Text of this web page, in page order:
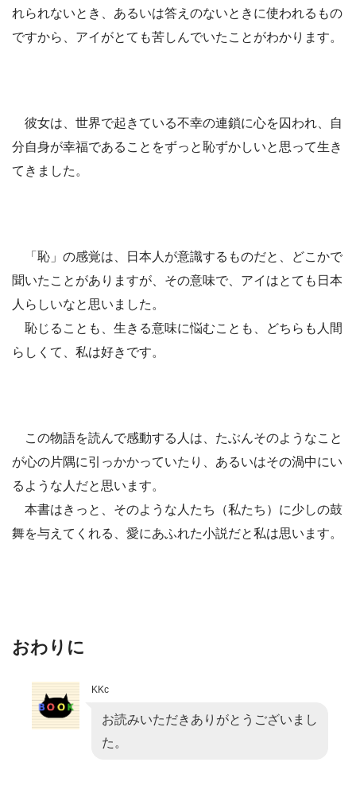
れられないとき、あるいは答えのないときに使われるもの
ですから、アイがとても苦しんでいたことがわかります。
彼女は、世界で起きている不幸の連鎖に心を囚われ、自
分自身が幸福であることをずっと恥ずかしいと思って生き
てきました。
「恥」の感覚は、日本人が意識するものだと、どこかで
聞いたことがありますが、その意味で、アイはとても日本
人らしいなと思いました。
恥じることも、生きる意味に悩むことも、どちらも人間
らしくて、私は好きです。
この物語を読んで感動する人は、たぶんそのようなこと
が心の片隅に引っかかっていたり、あるいはその渦中にい
るような人だと思います。
本書はきっと、そのような人たち（私たち）に少しの鼓
舞を与えてくれる、愛にあふれた小説だと私は思います。
おわりに
KKc
お読みいただきありがとうございまし
た。